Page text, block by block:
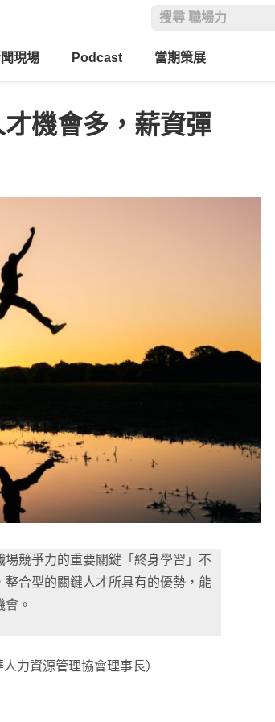
現場 Podcast 當期策展
機會多，薪資彈
競爭力的重要關鍵「終身學習」不
合型的關鍵人才所具有的優勢，能
。
力資源管理協會理事長）